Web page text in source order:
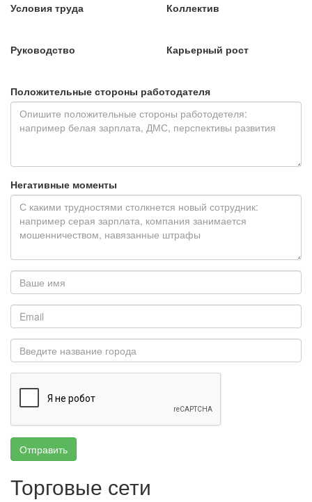
Условия труда
Коллектив
Руководство Карьерный рост
Положительные стороны работодателя
Негативные моменты
Отправить
Торговые сети